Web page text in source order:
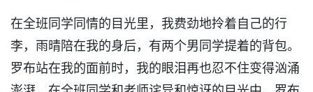
在全班同学同情的目光里，我费劲地拎着自己的行
李，雨晴陪在我的身后，有两个男同学提着的背包。
罗布站在我的面前时，我的眼泪再也忍不住变得汹涌